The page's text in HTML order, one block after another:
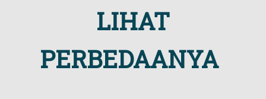
LIHAT
PERBEDAANYA